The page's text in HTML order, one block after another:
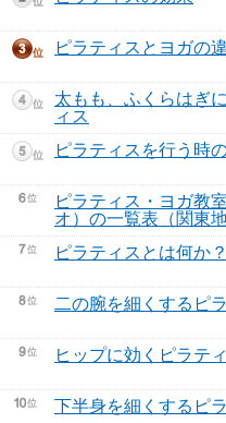
ピラティスとヨガの
太もも、ふくらはぎ
ィス
ピラティスを行う時
ピラティス・ヨガ教
オ）の一覧表（関東地
ピラティスとは何か？
二の腕を細くするピ
ヒップに効くピラテ
下半身を細くするピ